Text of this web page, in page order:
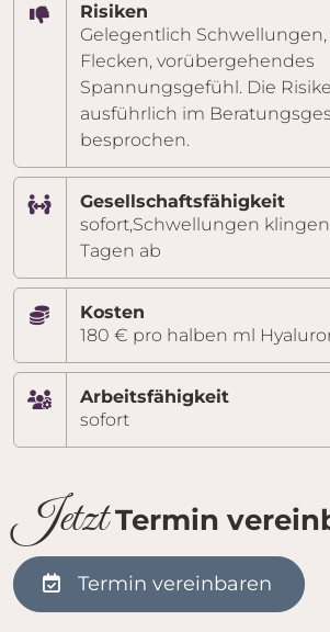
Risiken
Gelegentlich
Flecken, vorübergehendes
Spannungsgefühl. Die
ausführlich im
besprochen.
Gesellschaftsfähigkeit
sofort,Schwellungen klingen
Tagen ab
Kosten
180 € pro halben ml
Arbeitsfähigkeit
sofort
JetztTermin
Termin vereinbaren